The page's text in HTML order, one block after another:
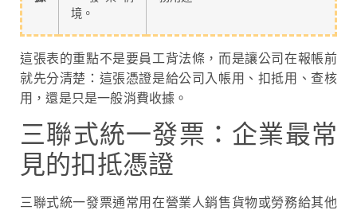
境。
這張表的重點不是要員工背法條，而是讓公司在報帳前
就先分清楚：這張憑證是給公司入帳用、扣抵用、查核
用，還是只是一般消費收據。
三聯式統一發票：企業最常
見的扣抵憑證
三聯式統一發票通常用在營業人銷售貨物或勞務給其他